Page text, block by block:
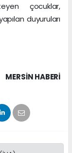
çocuklar,
duyuruları
MERSIN HABERİ